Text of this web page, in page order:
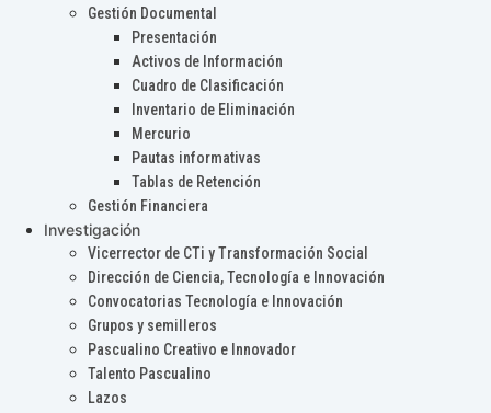
Gestión Documental
Presentación
Activos de Información
Cuadro de Clasificación
Inventario de Eliminación
Mercurio
Pautas informativas
Tablas de Retención
Gestión Financiera
Investigación
Vicerrector de CTi y Transformación Social
Dirección de Ciencia, Tecnología e Innovación
Convocatorias Tecnología e Innovación
Grupos y semilleros
Pascualino Creativo e Innovador
Talento Pascualino
Lazos